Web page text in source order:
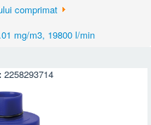
comprimat
mg/m3, 19800 l/min
2258293714